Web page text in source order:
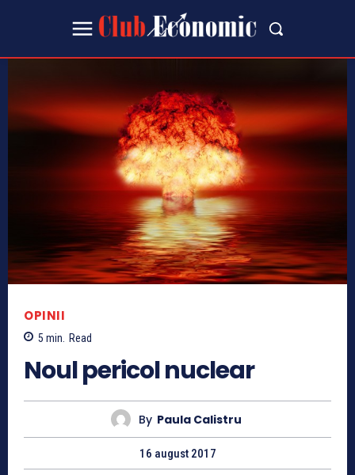
OPINII
5 min. Read
Noul pericol nuclear
By Paula Calistru
16 august 2017